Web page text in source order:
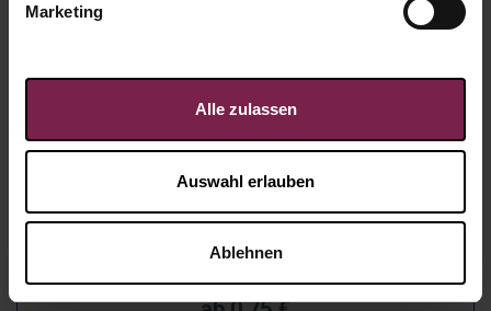
Marketing
Alle zulassen
Auswahl erlauben
Ablehnen
Karte: Mosaik
Artikel-Nr.:WP2966